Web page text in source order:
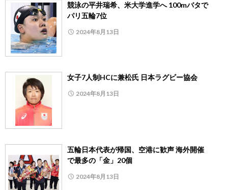
競泳の平井瑞希、米大学進学へ 100mバタで
パリ五輪7位
2024年8月13日
女子7人制HCに兼松氏 日本ラグビー協会
2024年8月13日
五輪日本代表が帰国、空港に歓声 海外開催
で最多の「金」20個
2024年8月13日